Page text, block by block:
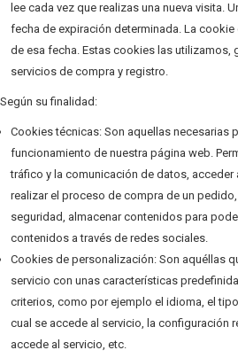
lee cada vez que realizas una nueva visita.
fecha de expiración determinada. La
de esa fecha. Estas cookies las utilizamos,
servicios de compra y registro.
Según su finalidad:
Cookies técnicas: Son aquellas necesarias
funcionamiento de nuestra página web.
tráfico y la comunicación de datos,
realizar el proceso de compra de un
seguridad, almacenar contenidos para
contenidos a través de redes sociales.
Cookies de personalización: Son aquéllas
servicio con unas características
criterios, como por ejemplo el idioma, el
cual se accede al servicio, la configuración
accede al servicio, etc.